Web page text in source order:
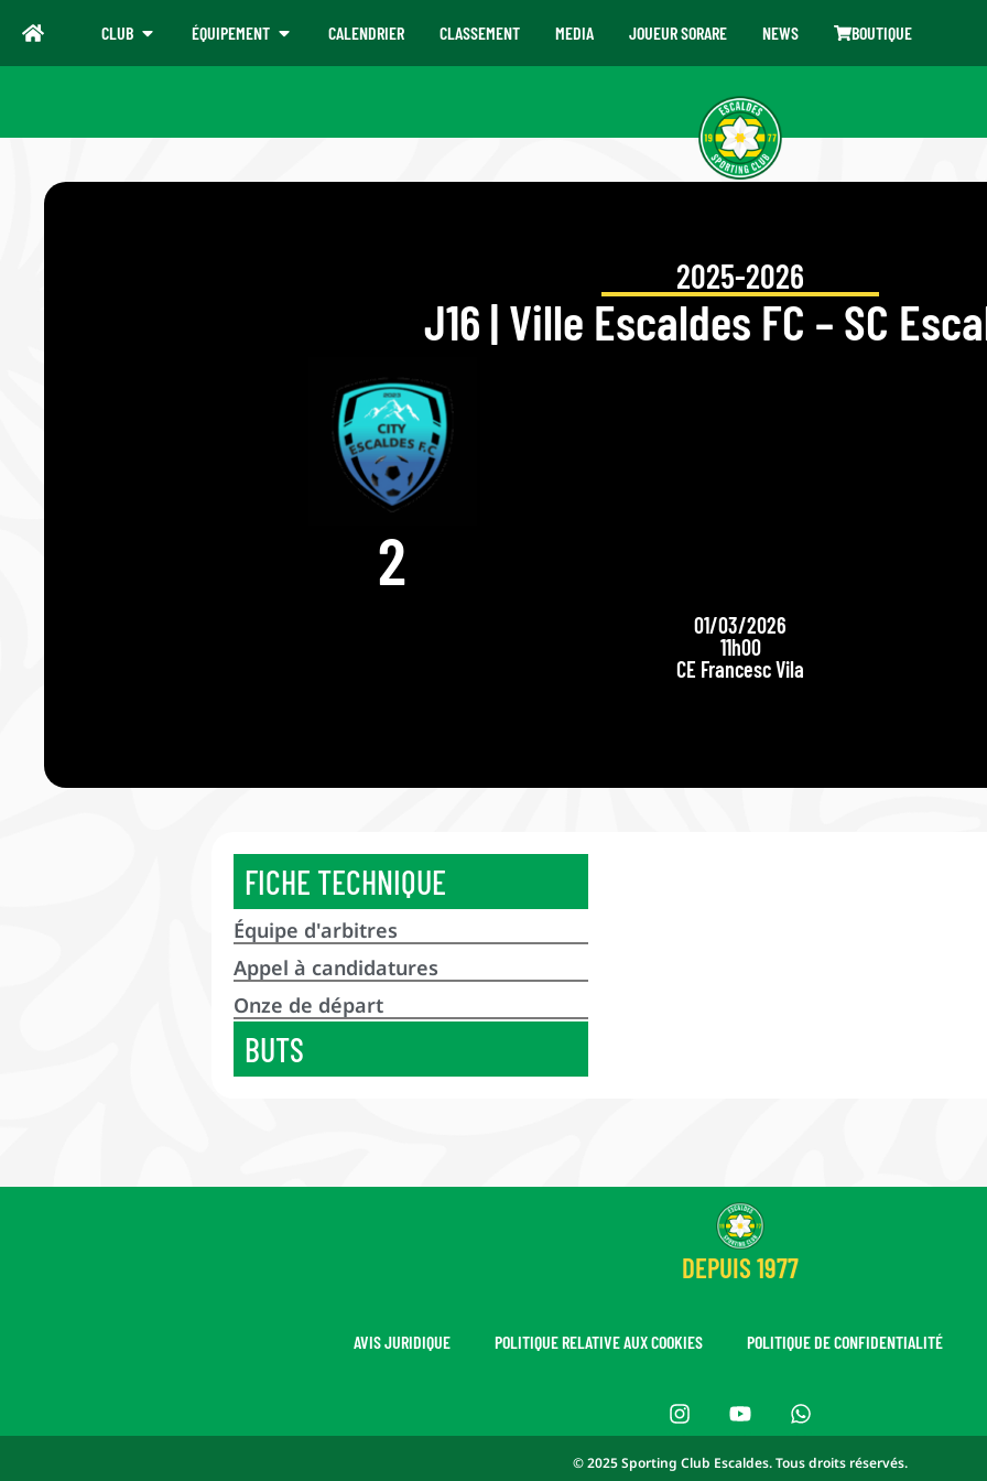
CLUB ÉQUIPEMENT CALENDRIER CLASSEMENT MEDIA JOUEUR SORARE NEWS BOUTIQUE
2025-2026
J16 | Ville Escaldes FC – SC
2
01/03/2026
11h00
CE Francesc Vila
FICHE TECHNIQUE
Équipe d'arbitres
Appel à candidatures
Onze de départ
BUTS
DEPUIS 1977
AVIS JURIDIQUE POLITIQUE RELATIVE AUX COOKIES POLITIQUE DE CONFIDENTIALITÉ
© 2025 Sporting Club Escaldes. Tous droits réservés.